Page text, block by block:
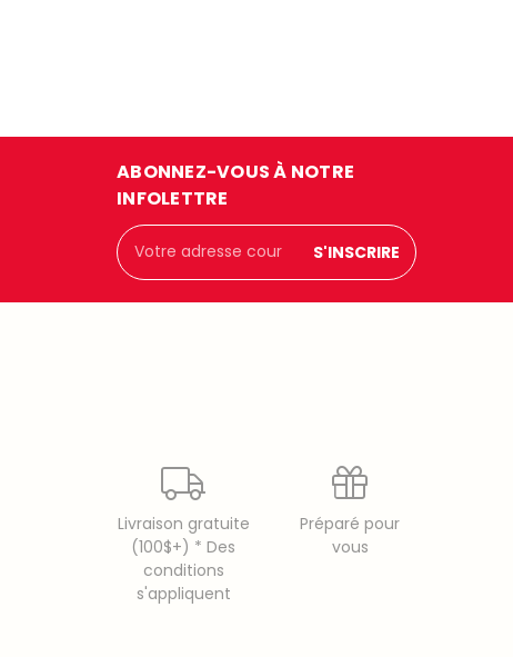
ABONNEZ-VOUS À NOTRE
INFOLETTRE
Adresse
courriel
Livraison gratuite
(100$+) * Des
conditions
s'appliquent
Préparé pour
vous